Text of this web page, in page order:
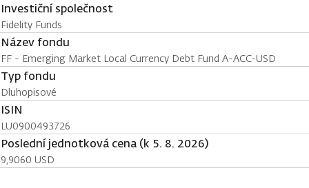
Investiční společnost
Fidelity Funds
Název fondu
FF - Emerging Market Local Currency Debt Fund A-ACC-USD
Typ fondu
Dluhopisové
ISIN
LU0900493726
Poslední jednotková cena (k 5. 8. 2026)
9,9060 USD